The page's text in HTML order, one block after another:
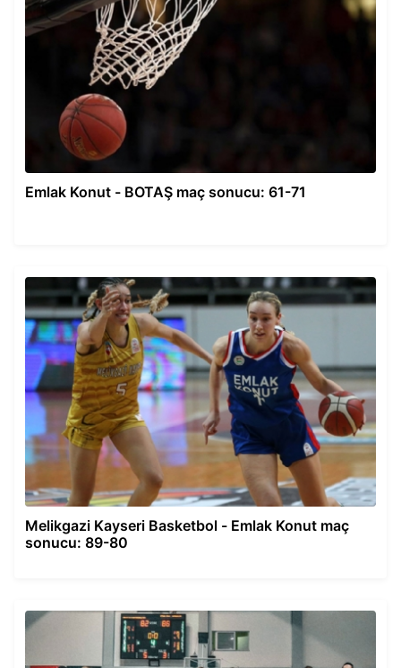
Emlak Konut - BOTAŞ maç sonucu: 61-71
Melikgazi Kayseri Basketbol - Emlak Konut maç
sonucu: 89-80